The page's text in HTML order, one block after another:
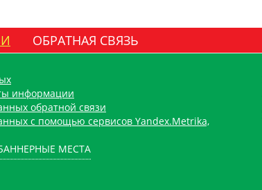
ОБРАТНАЯ СВЯЗЬ
информации
обратной связи
с помощью сервисов Yandex.Metrika,
МЕСТА